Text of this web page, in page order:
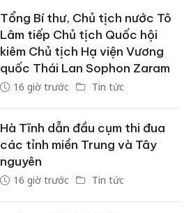
Tổng Bí thư, Chủ tịch nước Tô
Lâm tiếp Chủ tịch Quốc hội
kiêm Chủ tịch Hạ viện Vương
quốc Thái Lan Sophon Zaram
16 giờ trước Tin tức
Hà Tĩnh dẫn đầu cụm thi đua
các tỉnh miền Trung và Tây
nguyên
16 giờ trước Tin tức